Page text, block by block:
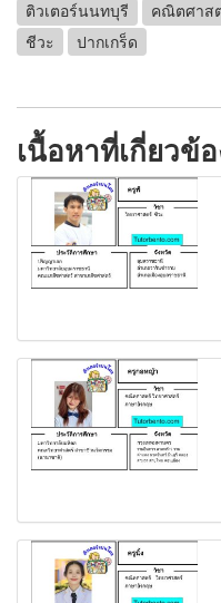
ติวเตอร์นนทบุรี คณิตศาส
ชีวะ
ปากเกร็ด
เนื้อหาที่เกี่ยวข้